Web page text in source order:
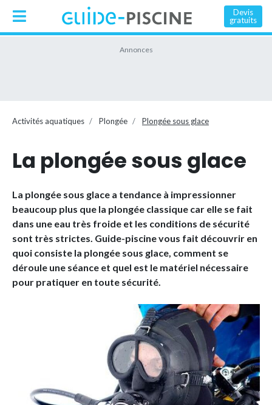
Devis
gratuits
Activités aquatiques Plongée Plongée sous glace
La plongée sous glace
La plongée sous glace a tendance à impressionner
beaucoup plus que la plongée classique car elle se fait
dans une eau très froide et les conditions de sécurité
sont très strictes. Guide-piscine vous fait découvrir en
quoi consiste la plongée sous glace, comment se
déroule une séance et quel est le matériel nécessaire
pour pratiquer en toute sécurité.